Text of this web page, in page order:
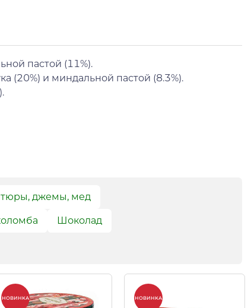
пастой (11%).
(20%) и миндальной пастой (8.3%).
джемы, мед
Шоколад
НОВИНКА НОВИНКА